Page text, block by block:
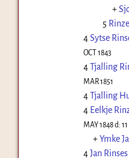
+
5
4Sytse
OCT 1843
4Tjalling
MAR 1851
4Tjalling
4 Eelkje
MAY 1848d:
+Ymke
4Jan